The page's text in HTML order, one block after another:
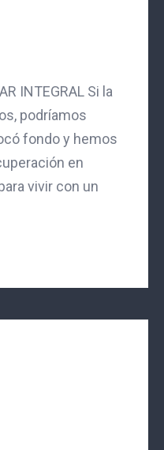
INTEGRAL Si la
podríamos
fondo y hemos
en
vivir con un